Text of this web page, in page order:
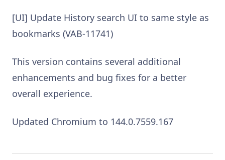
[UI] Update History search UI to same style as
bookmarks (VAB-11741)
This version contains several additional
enhancements and bug fixes for a better
overall experience.
Updated Chromium to 144.0.7559.167